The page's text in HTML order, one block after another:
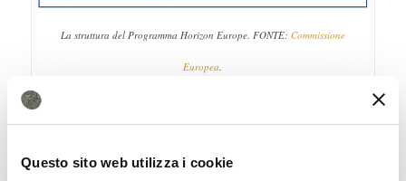
Questo sito web utilizza i cookie
La struttura del Programma Horizon Europe. FONTE: Commissione
Europea.
Strumenti per vincere grandi
sfide
Ovviamente il ricambio del board non